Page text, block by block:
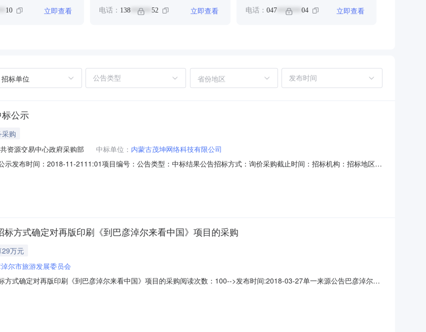
10 立即查看 电话： 138 ****** 52 立即查看 电话： 047 ******* 04 立即查看
招标单位 省份地区
公示
采购
资源交易中心政府采购部 中标单位： 内蒙古茂坤网络科技有限公司
发布时间：2018-11-2111:01项目编号：公告类型：中标结果公告招标方式：询价采购截止时间：招标机构：招标地区：
以询价招标的方式对旅游信息系统集成服务采购项目（项目编号：SZFCG2018-DYLY-00630，财政编号：巴财购准字（电
方式确定对再版印刷《到巴彦淖尔来看中国》项目的采购
29万元
尔市旅游发展委员会
式确定对再版印刷《到巴彦淖尔来看中国》项目的采购阅读次数：100-->发布时间:2018-03-27单一来源公告巴彦淖尔市
号：巴财购准字（电子）[2018]00128号三、批准文件编号：BSZFCGHW-2018-00128四、项目金额：290000元整。